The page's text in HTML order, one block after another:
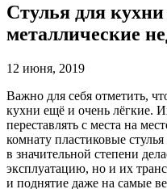
Стулья для
металлические
12 июня, 2019
Важно для себя отметить,
кухни ещё и очень лёгкие.
переставлять с места на
комнату пластиковые
в значительной степени
эксплуатацию, но и их
и поднятие даже на самые